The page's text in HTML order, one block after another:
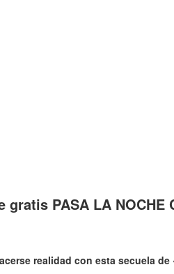
PASA LA NOCHE
realidad con esta secuela